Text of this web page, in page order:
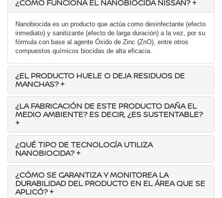
¿CÓMO FUNCIONA EL NANOBIOCIDA NISSAN?+
Nanobiocida es un producto que actúa como desinfectante (efecto
inmediato) y sanitizante (efecto de larga duración) a la vez, por su
fórmula con base al agente Óxido de Zinc (ZnO), entre otros
compuestos químicos biocidas de alta eficacia.
¿EL PRODUCTO HUELE O DEJA RESIDUOS DE
MANCHAS?+
¿LA FABRICACIÓN DE ESTE PRODUCTO DAÑA EL
MEDIO AMBIENTE? ES DECIR, ¿ES SUSTENTABLE?
+
¿QUÉ TIPO DE TECNOLOGÍA UTILIZA
NANOBIOCIDA?+
¿CÓMO SE GARANTIZA Y MONITOREA LA
DURABILIDAD DEL PRODUCTO EN EL ÁREA QUE SE
APLICÓ?+